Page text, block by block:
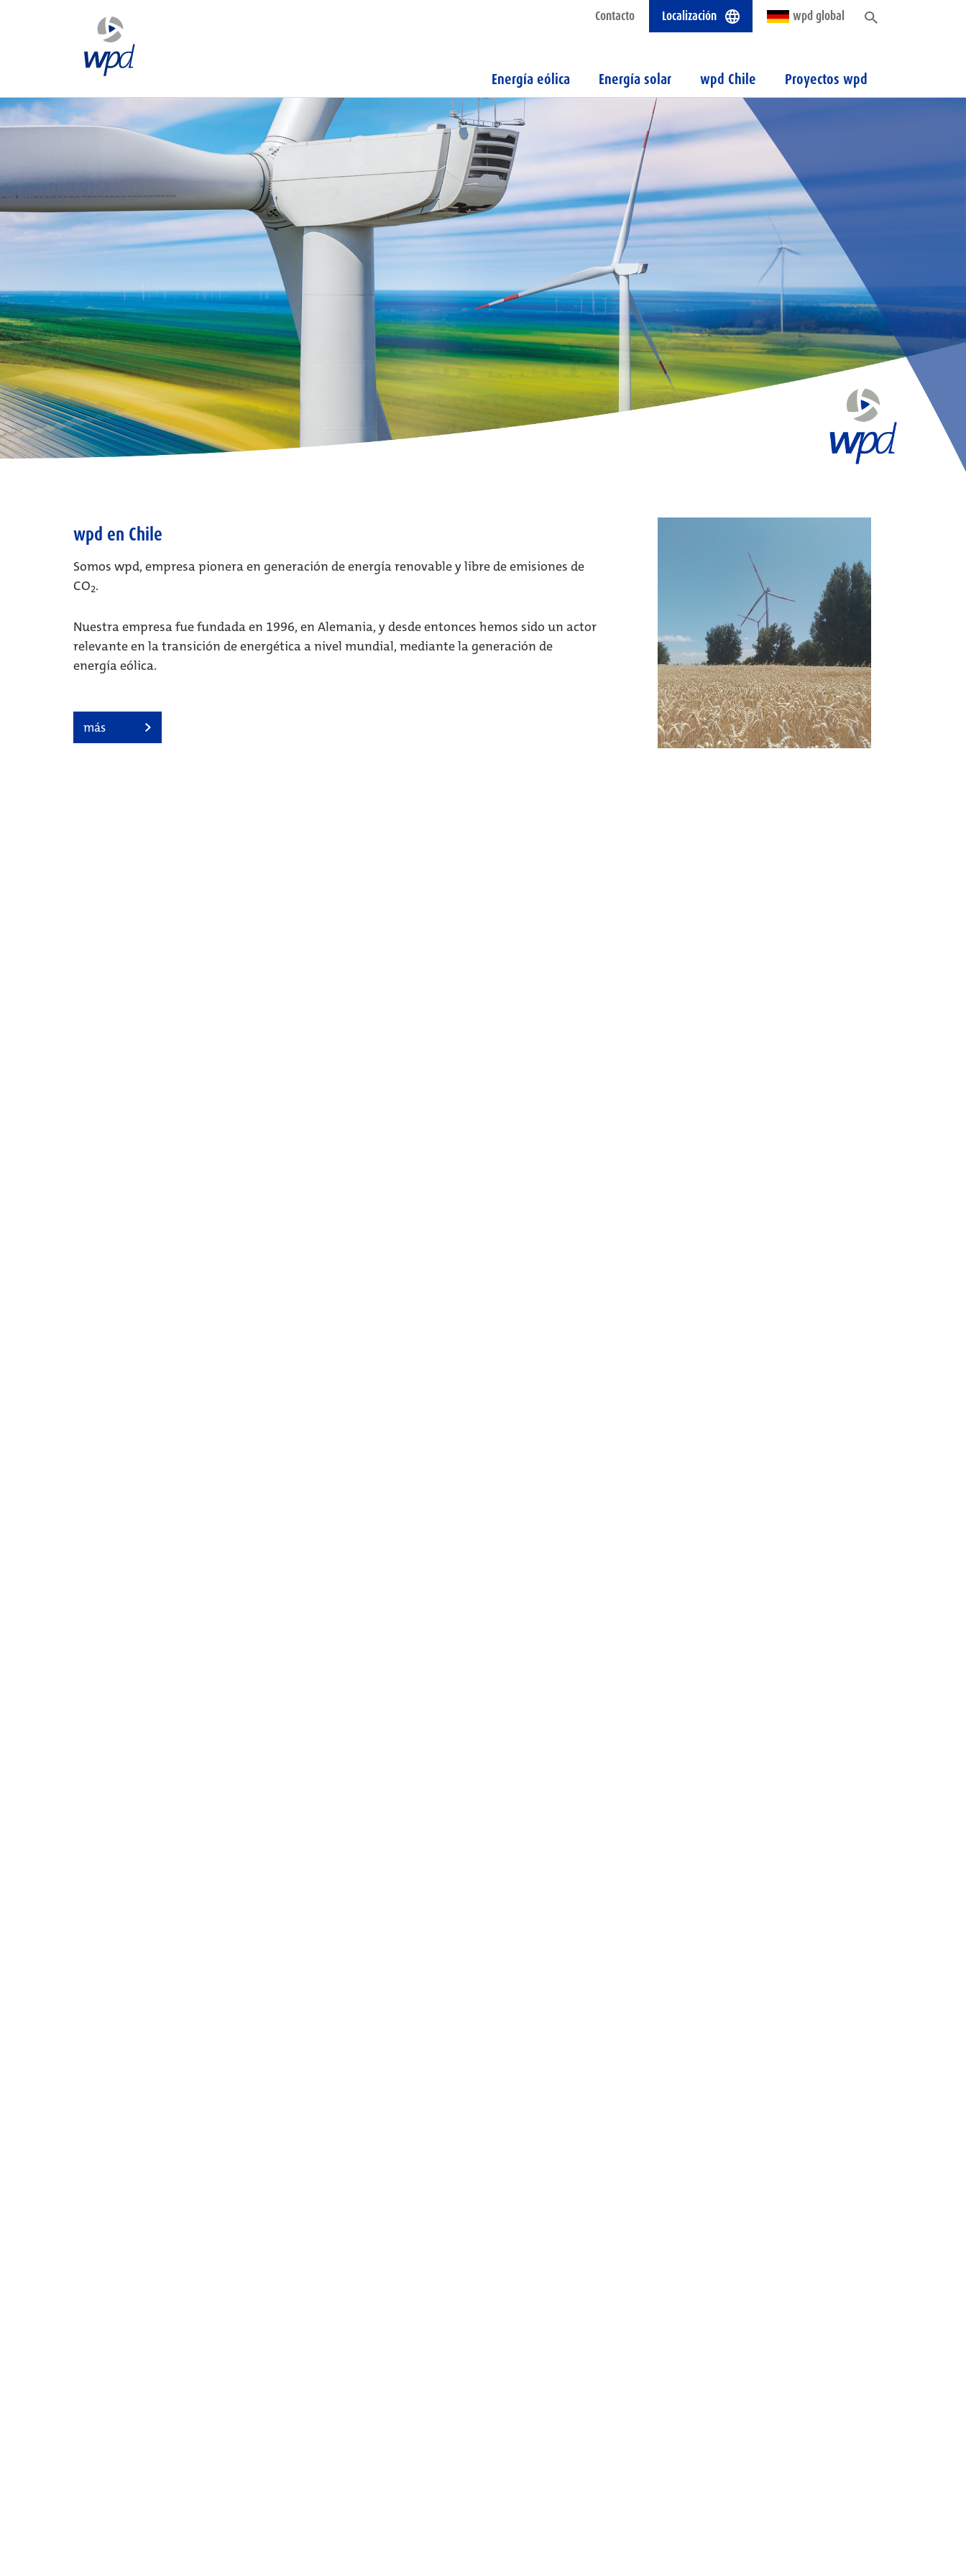
Contacto Localización wpd global
Energía eólica Energía solar wpd Chile Proyectos wpd
wpd en Chile
Somos wpd, empresa pionera en generación de energía renovable y libre de emisiones de
CO2.
Nuestra empresa fue fundada en 1996, en Alemania, y desde entonces hemos sido un actor
relevante en la transición de energética a nivel mundial, mediante la generación de
energía eólica.
más